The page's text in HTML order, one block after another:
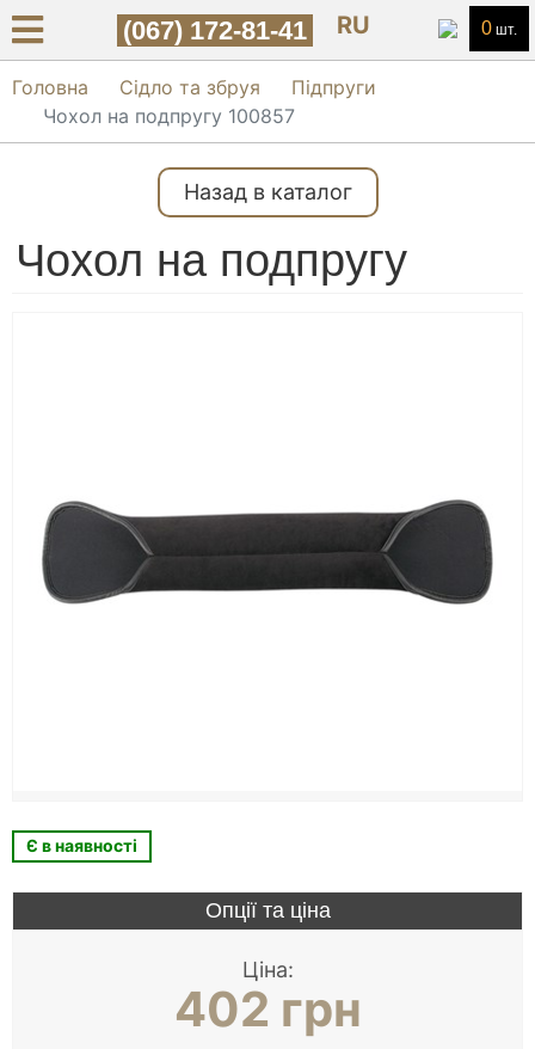
(067) 172-81-41 RU 0 шт.
Головна Сідло та збруя
Підпруги
Чохол на подпругу 100857
Назад в каталог
Чохол на подпругу
Є в наявності
Опції та ціна
Ціна:
402 грн